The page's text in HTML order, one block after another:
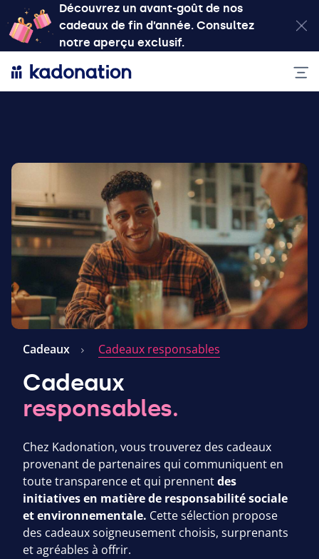
Découvrez un avant-goût de nos
cadeaux de fin d’année. Consultez
notre aperçu exclusif.
Cadeaux Cadeaux responsables
Cadeaux
responsables.
Chez Kadonation, vous trouverez des cadeaux
provenant de partenaires qui communiquent en
toute transparence et qui prennentdes
initiatives en matière de responsabilité sociale
et environnementale. Cette sélection propose
des cadeaux soigneusement choisis, surprenants
et agréables à offrir.